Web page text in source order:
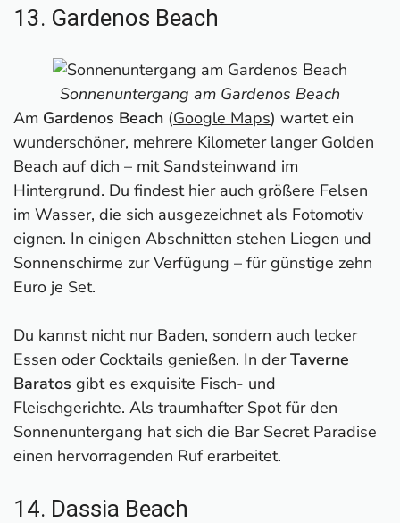
13. Gardenos Beach
Sonnenuntergang am Gardenos Beach
Am Gardenos Beach (Google Maps) wartet ein
wunderschöner, mehrere Kilometer langer Golden
Beach auf dich – mit Sandsteinwand im
Hintergrund. Du findest hier auch größere Felsen
im Wasser, die sich ausgezeichnet als Fotomotiv
eignen. In einigen Abschnitten stehen Liegen und
Sonnenschirme zur Verfügung – für günstige zehn
Euro je Set.
Du kannst nicht nur Baden, sondern auch lecker
Essen oder Cocktails genießen. In derTaverne
Baratos gibt es exquisite Fisch- und
Fleischgerichte. Als traumhafter Spot für den
Sonnenuntergang hat sich die Bar Secret Paradise
einen hervorragenden Ruf erarbeitet.
14. Dassia Beach